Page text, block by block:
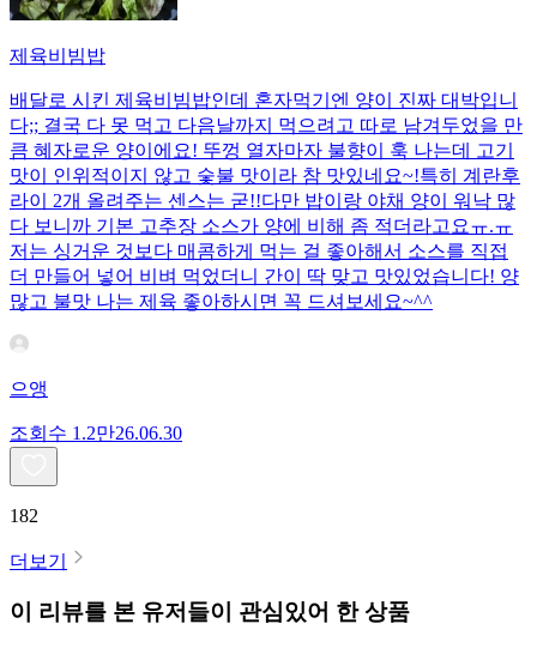
제육비빔밥
배달로 시킨 제육비빔밥인데 혼자먹기엔 양이 진짜 대박입니
다;; 결국 다 못 먹고 다음날까지 먹으려고 따로 남겨두었을 만
큼 혜자로운 양이에요! 뚜껑 열자마자 불향이 훅 나는데 고기
맛이 인위적이지 않고 숯불 맛이라 참 맛있네요~!특히 계란후
라이 2개 올려주는 센스는 굳!! ​다만 밥이랑 야채 양이 워낙 많
다 보니까 기본 고추장 소스가 양에 비해 좀 적더라고요ㅠ.ㅠ
저는 싱거운 것보다 매콤하게 먹는 걸 좋아해서 소스를 직접
더 만들어 넣어 비벼 먹었더니 간이 딱 맞고 맛있었습니다! 양
많고 불맛 나는 제육 좋아하시면 꼭 드셔보세요~^^
으앵
조회수 1.2만26.06.30
182
더보기
이 리뷰를 본 유저들이 관심있어 한 상품